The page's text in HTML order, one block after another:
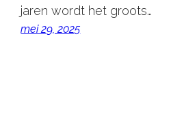
jaren wordt het groots…
mei 29, 2025